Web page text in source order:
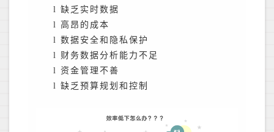
l 缺乏实时数据
l 高昂的成本
l 数据安全和隐私保护
l 财务数据分析能力不足
l 资金管理不善
l 缺乏预算规划和控制